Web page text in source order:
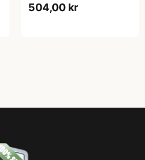
504,00 kr